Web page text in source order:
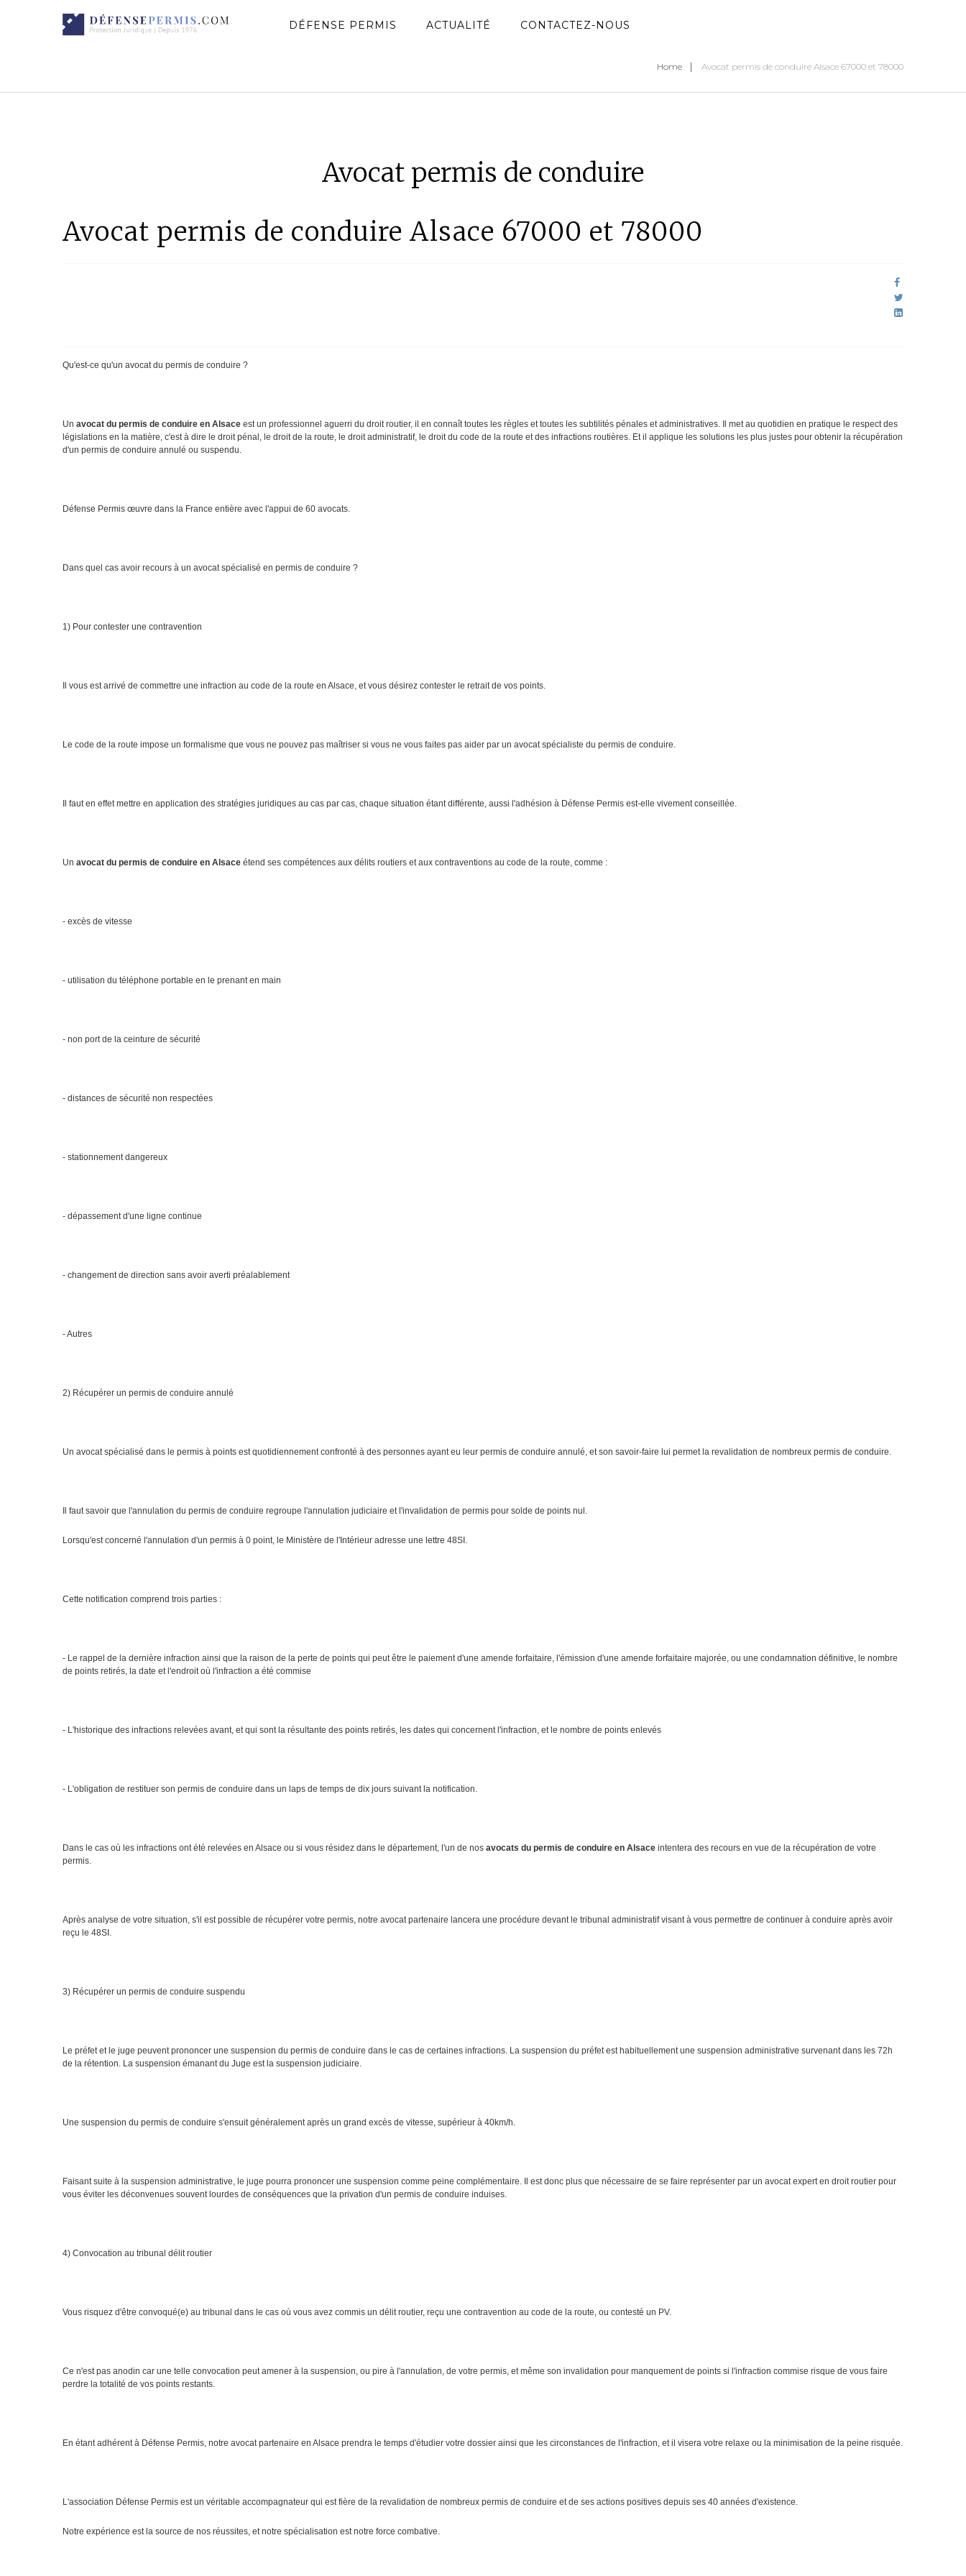
DÉFENSE PERMIS ACTUALITÉ CONTACTEZ-NOUS
Home Avocat permis de conduire Alsace 67000 et 78000
Avocat permis de conduire
Avocat permis de conduire Alsace 67000 et 78000
Qu'est-ce qu'un avocat du permis de conduire ?
Un avocat du permis de conduire en Alsace est un professionnel aguerri du droit routier, il en connaît toutes les règles et toutes les subtilités pénales et administratives. Il met au quotidien en pratique le respect des
législations en la matière, c'est à dire le droit pénal, le droit de la route, le droit administratif, le droit du code de la route et des infractions routières. Et il applique les solutions les plus justes pour obtenir la récupération
d'un permis de conduire annulé ou suspendu.
Défense Permis œuvre dans la France entière avec l'appui de 60 avocats.
Dans quel cas avoir recours à un avocat spécialisé en permis de conduire ?
1) Pour contester une contravention
Il vous est arrivé de commettre une infraction au code de la route en Alsace, et vous désirez contester le retrait de vos points.
Le code de la route impose un formalisme que vous ne pouvez pas maîtriser si vous ne vous faites pas aider par un avocat spécialiste du permis de conduire.
Il faut en effet mettre en application des stratégies juridiques au cas par cas, chaque situation étant différente, aussi l'adhésion à Défense Permis est-elle vivement conseillée.
Un avocat du permis de conduire en Alsace étend ses compétences aux délits routiers et aux contraventions au code de la route, comme :
- excès de vitesse
- utilisation du téléphone portable en le prenant en main
- non port de la ceinture de sécurité
- distances de sécurité non respectées
- stationnement dangereux
- dépassement d'une ligne continue
- changement de direction sans avoir averti préalablement
- Autres
2) Récupérer un permis de conduire annulé
Un avocat spécialisé dans le permis à points est quotidiennement confronté à des personnes ayant eu leur permis de conduire annulé, et son savoir-faire lui permet la revalidation de nombreux permis de conduire.
Il faut savoir que l'annulation du permis de conduire regroupe l'annulation judiciaire et l'invalidation de permis pour solde de points nul.
Lorsqu'est concerné l'annulation d'un permis à 0 point, le Ministère de l'Intérieur adresse une lettre 48SI.
Cette notification comprend trois parties :
- Le rappel de la dernière infraction ainsi que la raison de la perte de points qui peut être le paiement d'une amende forfaitaire, l'émission d'une amende forfaitaire majorée, ou une condamnation définitive, le nombre
de points retirés, la date et l'endroit où l'infraction a été commise
- L'historique des infractions relevées avant, et qui sont la résultante des points retirés, les dates qui concernent l'infraction, et le nombre de points enlevés
- L'obligation de restituer son permis de conduire dans un laps de temps de dix jours suivant la notification.
Dans le cas où les infractions ont été relevées en Alsace ou si vous résidez dans le département, l'un de nos avocats du permis de conduire en Alsace intentera des recours en vue de la récupération de votre
permis.
Après analyse de votre situation, s'il est possible de récupérer votre permis, notre avocat partenaire lancera une procédure devant le tribunal administratif visant à vous permettre de continuer à conduire après avoir
reçu le 48SI.
3) Récupérer un permis de conduire suspendu
Le préfet et le juge peuvent prononcer une suspension du permis de conduire dans le cas de certaines infractions. La suspension du préfet est habituellement une suspension administrative survenant dans les 72h
de la rétention. La suspension émanant du Juge est la suspension judiciaire.
Une suspension du permis de conduire s'ensuit généralement après un grand excès de vitesse, supérieur à 40km/h.
Faisant suite à la suspension administrative, le juge pourra prononcer une suspension comme peine complémentaire. Il est donc plus que nécessaire de se faire représenter par un avocat expert en droit routier pour
vous éviter les déconvenues souvent lourdes de conséquences que la privation d'un permis de conduire induises.
4) Convocation au tribunal délit routier
Vous risquez d'être convoqué(e) au tribunal dans le cas où vous avez commis un délit routier, reçu une contravention au code de la route, ou contesté un PV.
Ce n'est pas anodin car une telle convocation peut amener à la suspension, ou pire à l'annulation, de votre permis, et même son invalidation pour manquement de points si l'infraction commise risque de vous faire
perdre la totalité de vos points restants.
En étant adhérent à Défense Permis, notre avocat partenaire en Alsace prendra le temps d'étudier votre dossier ainsi que les circonstances de l'infraction, et il visera votre relaxe ou la minimisation de la peine risquée.
L'association Défense Permis est un véritable accompagnateur qui est fière de la revalidation de nombreux permis de conduire et de ses actions positives depuis ses 40 années d'existence.
Notre expérience est la source de nos réussites, et notre spécialisation est notre force combative.